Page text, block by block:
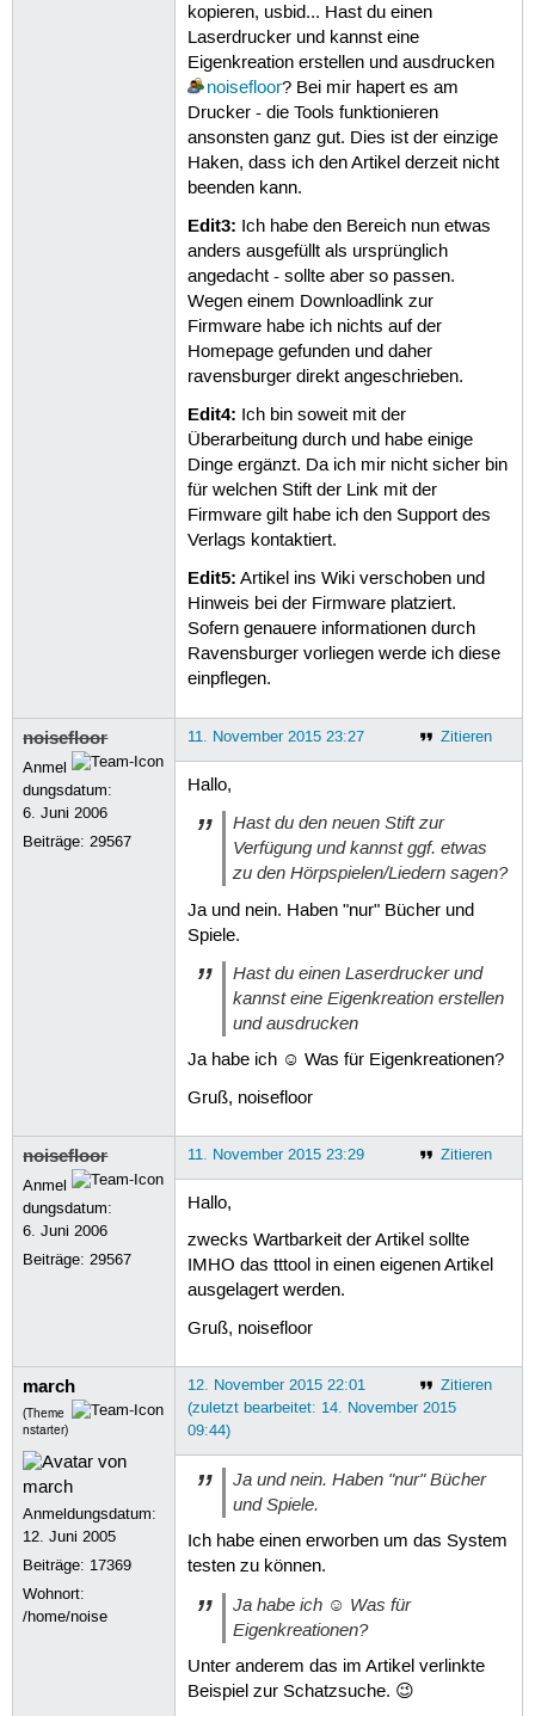
kopieren, usbid... Hast du einen
Laserdrucker und kannst eine
Eigenkreation erstellen und ausdrucken
noisefloor? Bei mir hapert es am
Drucker - die Tools funktionieren
ansonsten ganz gut. Dies ist der einzige
Haken, dass ich den Artikel derzeit nicht
beenden kann.
Edit3: Ich habe den Bereich nun etwas
anders ausgefüllt als ursprünglich
angedacht - sollte aber so passen.
Wegen einem Downloadlink zur
Firmware habe ich nichts auf der
Homepage gefunden und daher
ravensburger direkt angeschrieben.
Edit4: Ich bin soweit mit der
Überarbeitung durch und habe einige
Dinge ergänzt. Da ich mir nicht sicher bin
für welchen Stift der Link mit der
Firmware gilt habe ich den Support des
Verlags kontaktiert.
Edit5: Artikel ins Wiki verschoben und
Hinweis bei der Firmware platziert.
Sofern genauere informationen durch
Ravensburger vorliegen werde ich diese
einpflegen.
noisefloor
Anmel
dungsdatum:
6. Juni 2006
Beiträge:29567
Zitieren
11. November 2015 23:27
Hallo,
Hast du den neuen Stift zur
Verfügung und kannst ggf. etwas
zu den Hörpspielen/Liedern sagen?
Ja und nein. Haben "nur" Bücher und
Spiele.
Hast du einen Laserdrucker und
kannst eine Eigenkreation erstellen
und ausdrucken
Ja habe ich ☺ Was für Eigenkreationen?
Gruß, noisefloor
noisefloor
Anmel
dungsdatum:
6. Juni 2006
Beiträge:29567
Zitieren
11. November 2015 23:29
Hallo,
zwecks Wartbarkeit der Artikel sollte
IMHO das tttool in einen eigenen Artikel
ausgelagert werden.
Gruß, noisefloor
march
(Theme
nstarter)
Anmeldungsdatum:
12. Juni 2005
Beiträge: 17369
Wohnort:
/home/noise
Zitieren
12. November 2015 22:01
(zuletzt bearbeitet: 14. November 2015
09:44)
Ja und nein. Haben "nur" Bücher
und Spiele.
Ich habe einen erworben um das System
testen zu können.
Ja habe ich ☺ Was für
Eigenkreationen?
Unter anderem das im Artikel verlinkte
Beispiel zur Schatzsuche. 😉